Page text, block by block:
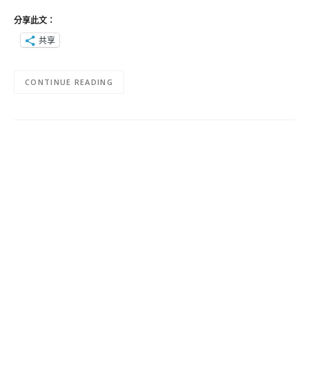
分享此文：
共享
CONTINUE READING